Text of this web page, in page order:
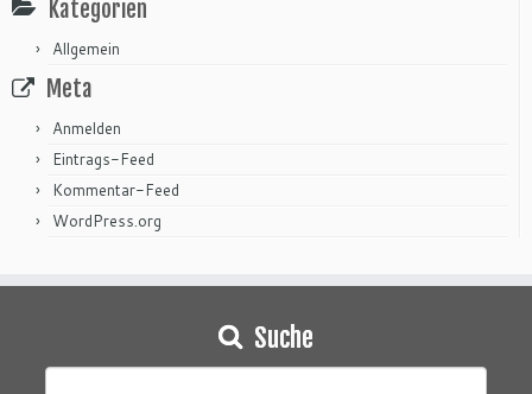
Kategorien
Allgemein
Meta
Anmelden
Eintrags-Feed
Kommentar-Feed
WordPress.org
Suche
Suchen